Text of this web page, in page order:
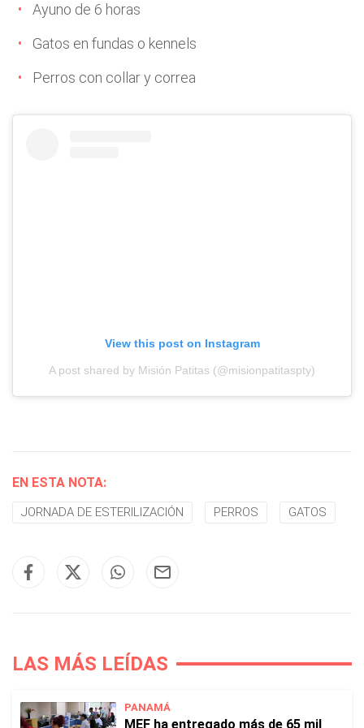
Ayuno de 6 horas
Gatos en fundas o kennels
Perros con collar y correa
View this post on Instagram
A post shared by Misión Patitas (@misionpatitaspty)
EN ESTA NOTA:
JORNADA DE ESTERILIZACIÓN PERROS GATOS
LAS MÁS LEÍDAS
PANAMÁ
MEF ha entregado más de 65 mil